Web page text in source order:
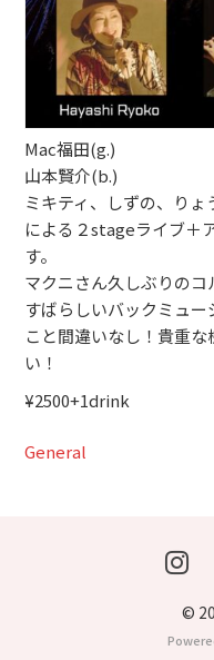
Mac福田(g.)
山本賢介(b.)
ミキティ、しずの、りょ
による２stageライブ＋
す。
マクニさん久しぶりのコ
すばらしいバックミュ
こと間違いなし！貴重
い！
¥2500+1drink
General
©